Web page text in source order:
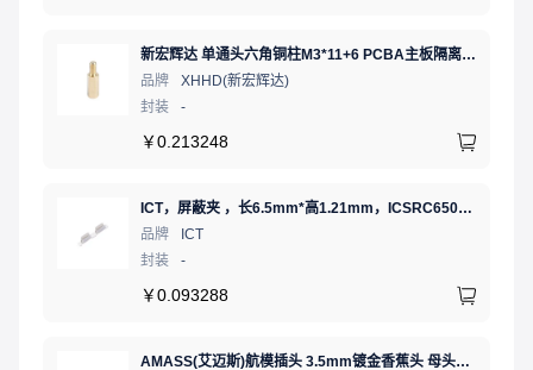
新宏辉达 单通头六角铜柱M3*11+6 PCBA主板隔离螺柱
品牌
XHHD(新宏辉达)
封装
-
￥0.213248
ICT，屏蔽夹 ，长6.5mm*高1.21mm，ICSRC6508SFR
品牌
ICT
封装
-
￥0.093288
AMASS(艾迈斯)航模插头 3.5mm镀金香蕉头 母头XT60-F.G.Y